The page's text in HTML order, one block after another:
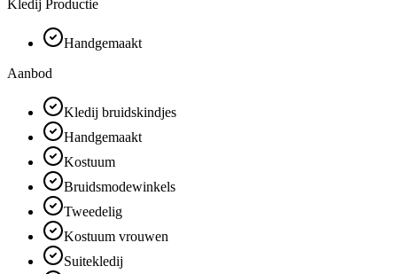
Kledij Productie
Handgemaakt
Aanbod
Kledij bruidskindjes
Handgemaakt
Kostuum
Bruidsmodewinkels
Tweedelig
Kostuum vrouwen
Suitekledij